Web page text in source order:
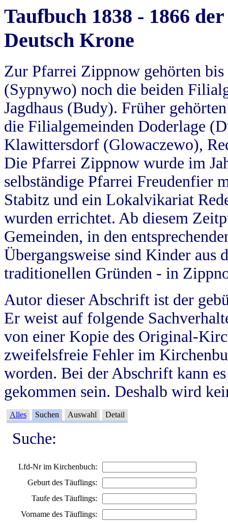
Taufbuch 1838 - 1866
Deutsch Krone
Zur Pfarrei Zippnow gehörten
(Sypnywo) noch die beiden
Jagdhaus (Budy). Früher
die Filialgemeinden Doderlage
Klawittersdorf (Glowaczewo),
Die Pfarrei Zippnow wurde im
selbständige Pfarrei Freudenfier
Stabitz und ein Lokalvikariat
wurden errichtet. Ab diesem
Gemeinden, in den
Übergangsweise sind Kinder aus
traditionellen Gründen - in
Autor dieser Abschrift ist der
Er weist auf folgende
von einer Kopie des Original-
zweifelsfreie Fehler im
worden. Bei der Abschrift kann
gekommen sein. Deshalb wird
Alles Suchen Auswahl Detail
Suche:
Lfd-Nr im Kirchenbuch:
Geburt des Täuflings:
Taufe des Täuflings:
Vorname des Täuflings: